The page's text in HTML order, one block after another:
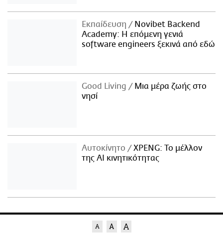
Εκπαίδευση
Novibet Backend
Academy: Η επόμενη γενιά
software engineers ξεκινά από εδώ
Good Living
Μια μέρα ζωής στο
νησί
Αυτοκίνητο
XPENG: Το μέλλον
της AI κινητικότητας